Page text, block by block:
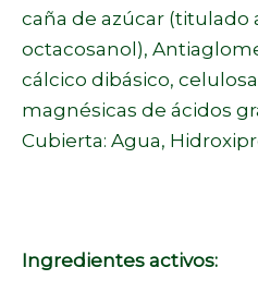
caña de azúcar (titulado
octacosanol),
cálcico dibásico,
magnésicas de ácidos
Cubierta: Agua,
Ingredientes activos: